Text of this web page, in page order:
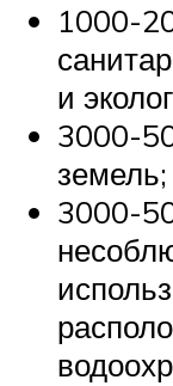
1000-
и
3000-
земель;
3000-